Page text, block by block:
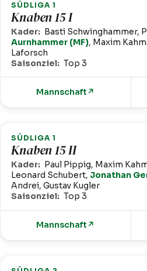
SÜDLIGA 1
Knaben 15 I
Kader: Basti Schwinghammer,
Aurnhammer (MF), Maxim
Laforsch
Saisonziel: Top 3
Mannschaft ↗
SÜDLIGA 1
Knaben 15 II
Kader: Paul Pippig, Maxim
Leonard Schubert, Jonathan
Andrei, Gustav Kugler
Saisonziel: Top 3
Mannschaft ↗